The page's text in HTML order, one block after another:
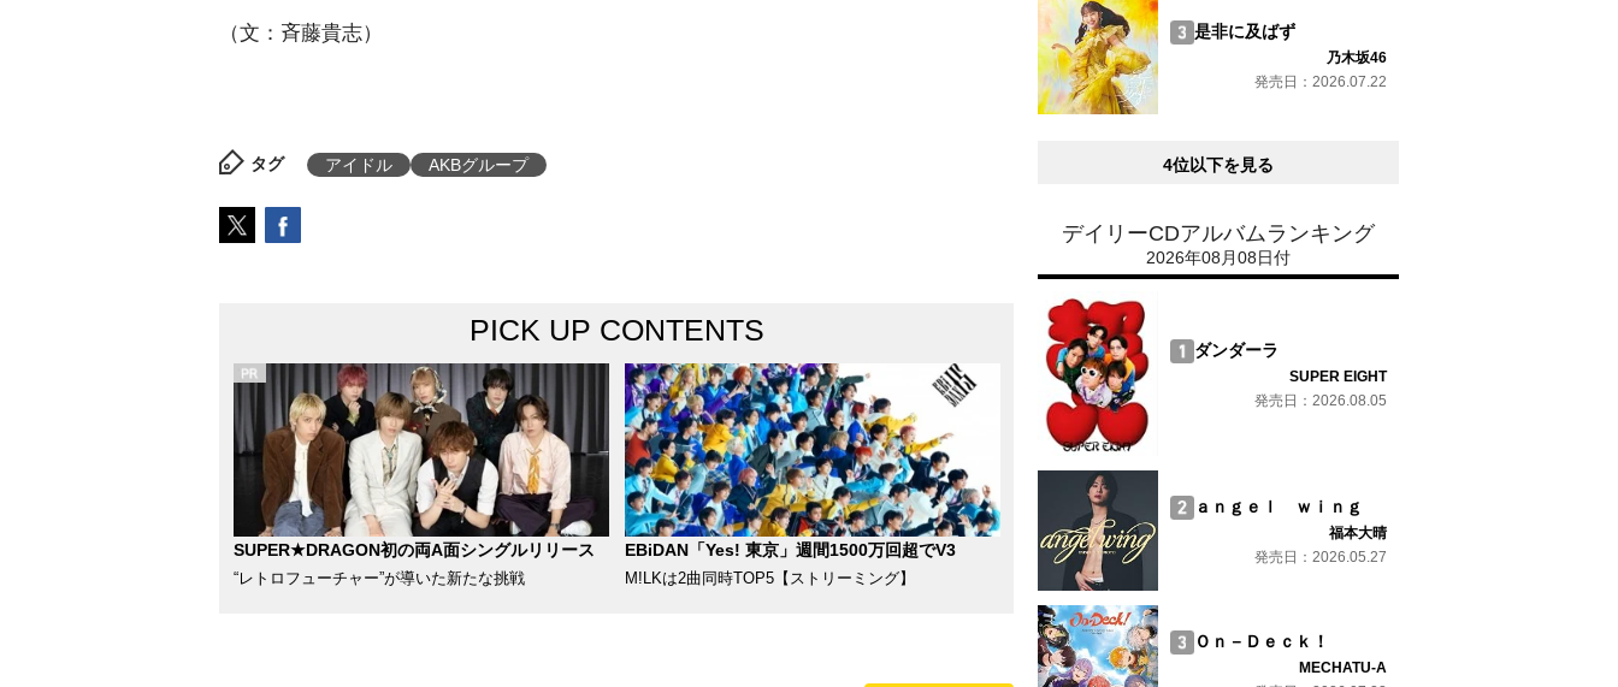
（文：斉藤貴志）
タグ アイドル AKBグループ
PICK UP CONTENTS
SUPER★DRAGON初の両A面シングルリリース
“レトロフューチャー”が導いた新たな挑戦
EBiDAN「Yes! 東京」週間1500万回超でV3
M!LKは2曲同時TOP5【ストリーミング】
是非に及ばず
乃木坂46
発売日：2026.07.22
4位以下を見る
デイリーCDアルバムランキング
2026年08月08日付
ダンダーラ
SUPER EIGHT
発売日：2026.08.05
ａｎｇｅｌ ｗｉｎｇ
福本大晴
発売日：2026.05.27
Ｏｎ－Ｄｅｃｋ！
MECHATU-A